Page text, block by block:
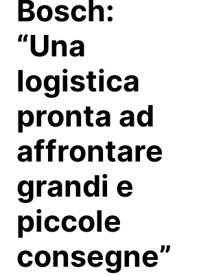
Bosch:
“Una
logistica
pronta ad
affrontare
grandi e
piccole
consegne”